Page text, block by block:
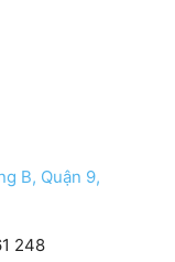
B, Quận 9,
248